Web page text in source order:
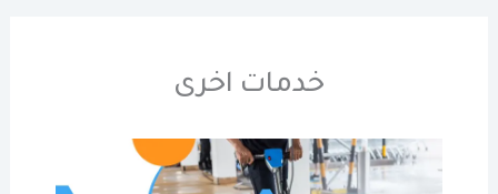
خدمات اخرى